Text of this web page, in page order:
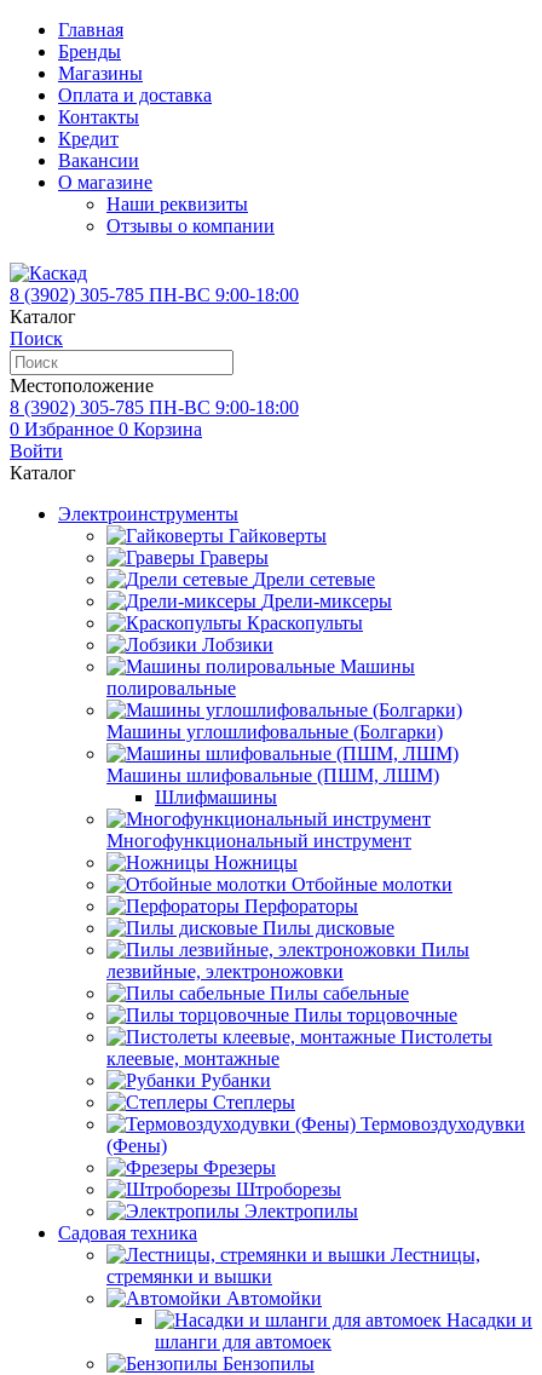
Главная
Бренды
Магазины
Оплата и доставка
Контакты
Кредит
Вакансии
О магазине
Наши реквизиты
Отзывы о компании
8 (3902) 305-785 ПН-ВС 9:00-18:00
Каталог
Поиск
Местоположение
8 (3902) 305-785 ПН-ВС 9:00-18:00
0 Избранное 0 Корзина
Войти
Каталог
Электроинструменты
Гайковерты
Граверы
Дрели сетевые
Дрели-миксеры
Краскопульты
Лобзики
Машины
полировальные
Машины углошлифовальные (Болгарки)
Машины шлифовальные (ПШМ, ЛШМ)
Шлифмашины
Многофункциональный инструмент
Ножницы
Отбойные молотки
Перфораторы
Пилы дисковые
Пилы
лезвийные, электроножовки
Пилы сабельные
Пилы торцовочные
Пистолеты
клеевые, монтажные
Рубанки
Степлеры
Термовоздуходувки
(Фены)
Фрезеры
Штроборезы
Электропилы
Садовая техника
Лестницы,
стремянки и вышки
Автомойки
Насадки и
шланги для автомоек
Бензопилы